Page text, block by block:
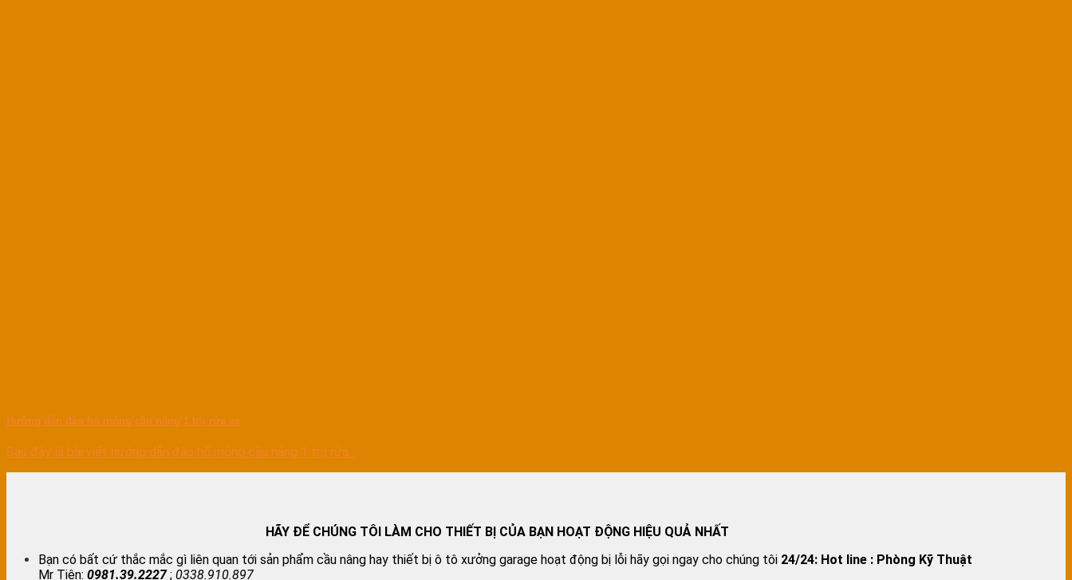
Hướng dẫn đào hố móng cầu nâng 1 trụ rửa xe
Sau đây là bài viết hướng dẫn đào hố móng cầu nâng 1 trụ rửa...
HÃY ĐỂ CHÚNG TÔI LÀM CHO THIẾT BỊ CỦA BẠN HOẠT ĐỘNG HIỆU QUẢ NHẤT
Bạn có bất cứ thắc mắc gì liên quan tới sản phẩm cầu nâng hay thiết bị ô tô xưởng garage hoạt động bị lỗi hãy gọi ngay cho chúng tôi 24/24: Hot line : Phòng Kỹ Thuật
Mr Tiên: 0981.39.2227; 0338.910.897